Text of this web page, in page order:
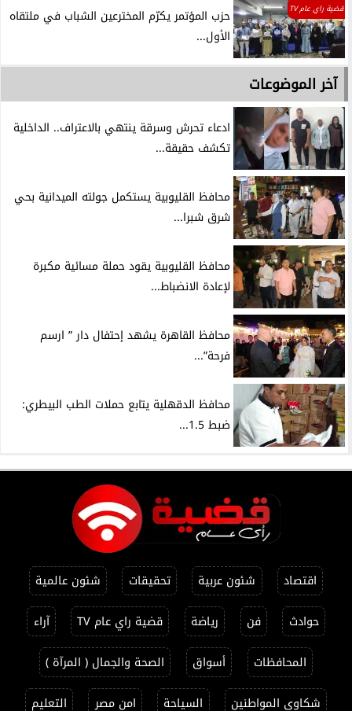
قضية راي عام TV
حزب المؤتمر يكرّم المخترعين الشباب في ملتقاه
الأول...
آخر الموضوعات
ادعاء تحرش وسرقة ينتهي بالاعتراف.. الداخلية
تكشف حقيقة...
محافظ القليوبية يستكمل جولته الميدانية بحي
شرق شبرا...
محافظ القليوبية يقود حملة مسائية مكبرة
لإعادة الانضباط...
محافظ القاهرة يشهد إحتفال دار ” ارسم
فرحة”...
محافظ الدقهلية يتابع حملات الطب البيطري:
ضبط 1.5...
اقتصاد شئون عربية تحقيقات
شئون عالمية
حوادث
فن رياضة قضية راي عام TV
آراء
المحافظات
أسواق
الصحة والجمال ( المرآة )
شكاوي المواطنين
السياحة امن مصر التعليم